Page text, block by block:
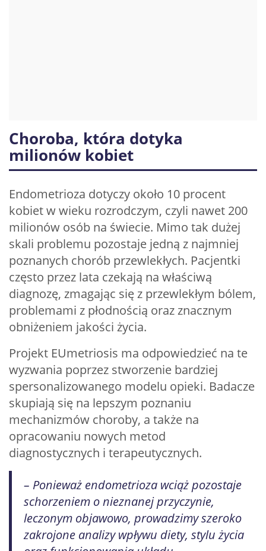
Choroba, która dotyka
milionów kobiet
Endometrioza dotyczy około 10 procent
kobiet w wieku rozrodczym, czyli nawet 200
milionów osób na świecie. Mimo tak dużej
skali problemu pozostaje jedną z najmniej
poznanych chorób przewlekłych. Pacjentki
często przez lata czekają na właściwą
diagnozę, zmagając się z przewlekłym bólem,
problemami z płodnością oraz znacznym
obniżeniem jakości życia.
Projekt EUmetriosis ma odpowiedzieć na te
wyzwania poprzez stworzenie bardziej
spersonalizowanego modelu opieki. Badacze
skupiają się na lepszym poznaniu
mechanizmów choroby, a także na
opracowaniu nowych metod
diagnostycznych i terapeutycznych.
– Ponieważ endometrioza wciąż pozostaje
schorzeniem o nieznanej przyczynie,
leczonym objawowo, prowadzimy szeroko
zakrojone analizy wpływu diety, stylu życia